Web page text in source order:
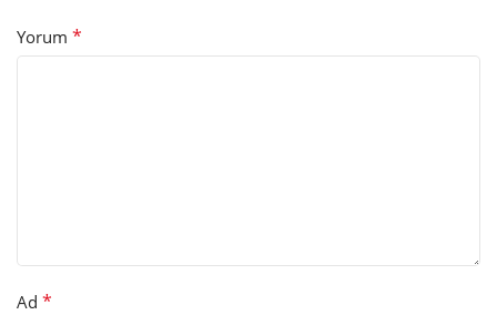
Yorum *
Ad *